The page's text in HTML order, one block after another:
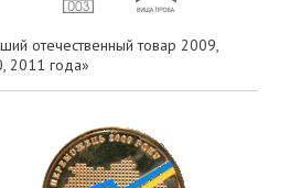
отечественный товар 2009,
2011 года»